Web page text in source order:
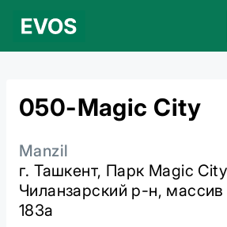
050-Magic City
Manzil
г. Ташкент, Парк Magic City
Чиланзарский р-н,
183а